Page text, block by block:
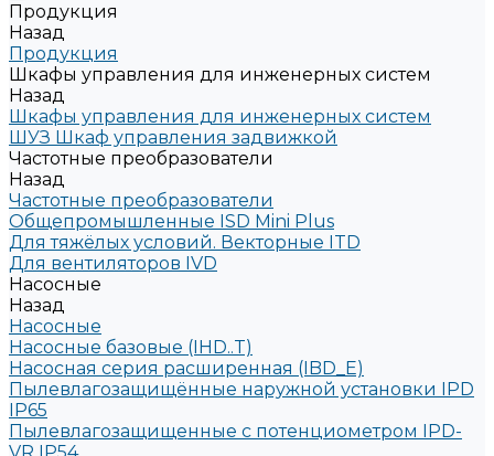
Продукция
Назад
Продукция
Шкафы управления для инженерных систем
Назад
Шкафы управления для инженерных систем
ШУЗ Шкаф управления задвижкой
Частотные преобразователи
Назад
Частотные преобразователи
Общепромышленные ISD Mini Plus
Для тяжёлых условий. Векторные ITD
Для вентиляторов IVD
Насосные
Назад
Насосные
Насосные базовые (IHD..T)
Насосная серия расширенная (IBD_E)
Пылевлагозащищённые наружной установки IPD
IP65
Пылевлагозащищенные с потенциометром IPD-